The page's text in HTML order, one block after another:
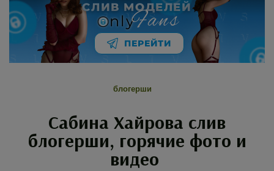
СЛИВ МОДЕЛЕЙ
nlyFans
ПЕРЕЙТИ
блогерши
Сабина Хайрова слив
блогерши, горячие фото и
видео